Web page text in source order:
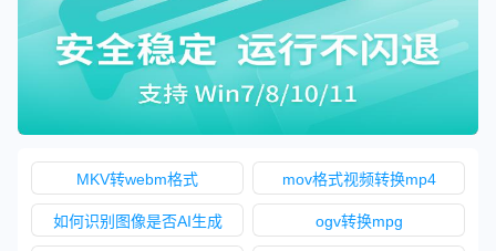
MKV转webm格式 mov格式视频转换mp4
如何识别图像是否AI生成 ogv转换mpg